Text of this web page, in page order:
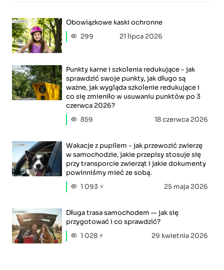
Obowiązkowe kaski ochronne
299
21 lipca 2026
Punkty karne i szkolenia redukujące - jak
sprawdzić swoje punkty, jak długo są
ważne, jak wygląda szkolenie redukujące i
co się zmieniło w usuwaniu punktów po 3
czerwca 2026?
859
18 czerwca 2026
Wakacje z pupilem - jak przewozić zwierzę
w samochodzie, jakie przepisy stosuje się
przy transporcie zwierząt i jakie dokumenty
powinniśmy mieć ze sobą.
1 093 ⚡
25 maja 2026
Długa trasa samochodem — jak się
przygotować i co sprawdzić?
1 028 ⚡
29 kwietnia 2026